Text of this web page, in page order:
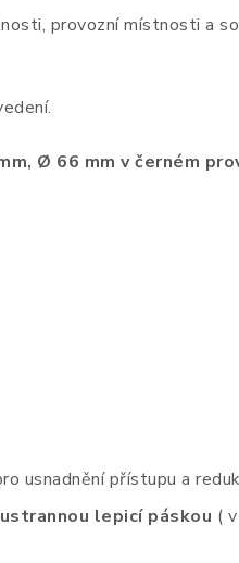
provozní místnosti a
Ø 66 mm v černém
usnadnění přístupu a
lepicí páskou (